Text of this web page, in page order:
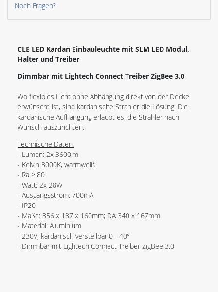
Noch Fragen?
CLE LED Kardan Einbauleuchte mit SLM LED Modul,
Halter und Treiber
Dimmbar mit Lightech Connect Treiber ZigBee 3.0
Wo flexibles Licht ohne Abhängung direkt von der Decke
erwünscht ist, sind kardanische Strahler die Lösung. Die
kardanische Aufhängung erlaubt es, die Strahler nach
Wunsch auszurichten.
Technische Daten:
- Lumen: 2x 3600lm
- Kelvin 3000K, warmweiß
- Ra > 80
- Watt: 2x 28W
- Ausgangsstrom: 700mA
- IP20
- Maße: 356 x 187 x 160mm; DA 340 x 167mm
- Material: Aluminium
- 230V, kardanisch verstellbar 0 - 40°
- Dimmbar mit Lightech Connect Treiber ZigBee 3.0